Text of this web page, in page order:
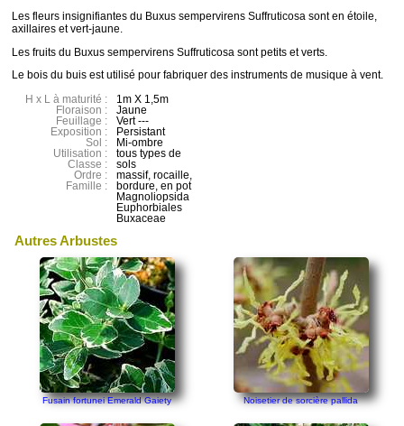
Les fleurs insignifiantes du Buxus sempervirens Suffruticosa sont en étoile,
axillaires et vert-jaune.
Les fruits du Buxus sempervirens Suffruticosa sont petits et verts.
Le bois du buis est utilisé pour fabriquer des instruments de musique à vent.
H x L à maturité :
Floraison :
Feuillage :
Exposition :
Sol :
Utilisation :
Classe :
Ordre :
Famille :
1m X 1,5m
Jaune
Vert ---
Persistant
Mi-ombre
tous types de
sols
massif, rocaille,
bordure, en pot
Magnoliopsida
Euphorbiales
Buxaceae
Autres Arbustes
Fusain fortunei Emerald Gaiety Noisetier de sorcière pallida